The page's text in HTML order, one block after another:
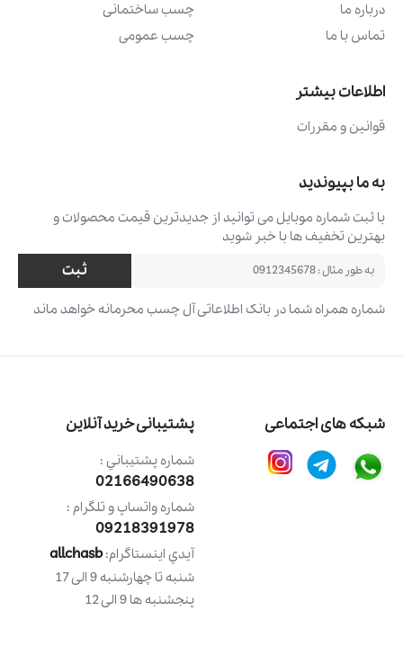
درباره ما
تماس با ما
چسب ساختمانی
چسب عمومی
اطلاعات بیشتر
قوانین و مقررات
به ما بپیوندید
با ثبت شماره موبایل می ‌توانید از جدیدترین قیمت محصولات و
بهترین تخفیف ‌ها با خبر شوید
ثبت
شماره همراه شما در بانک اطلاعاتی آل چسب محرمانه خواهد ماند
شبکه های اجتماعی پشتیبانی خرید آنلاین
شماره پشتيباني :
02166490638
شماره واتساپ و تلگرام :
09218391978
آيدي اينستاگرام:allchasb
شنبه تا چهارشنبه 9 الی 17
پنجشنبه ها 9 الی 12